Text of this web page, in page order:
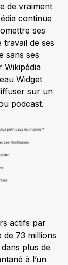
de vraiment
continue
ses
travail de ses
sans ses
Widget
sur un
podcast.
actifs par
de 73 millions
plus de
à l’un